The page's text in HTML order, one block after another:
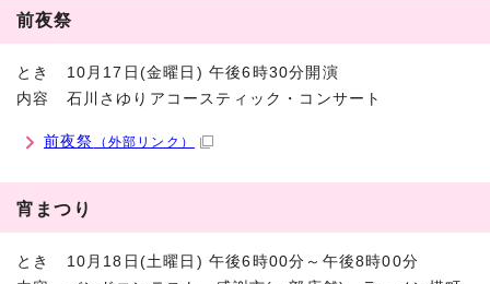
前夜祭
とき 10月17日(金曜日) 午後6時30分開演
内容 石川さゆりアコースティック・コンサート
前夜祭 （外部リンク）
宵まつり
とき 10月18日(土曜日) 午後6時00分～午後8時00分